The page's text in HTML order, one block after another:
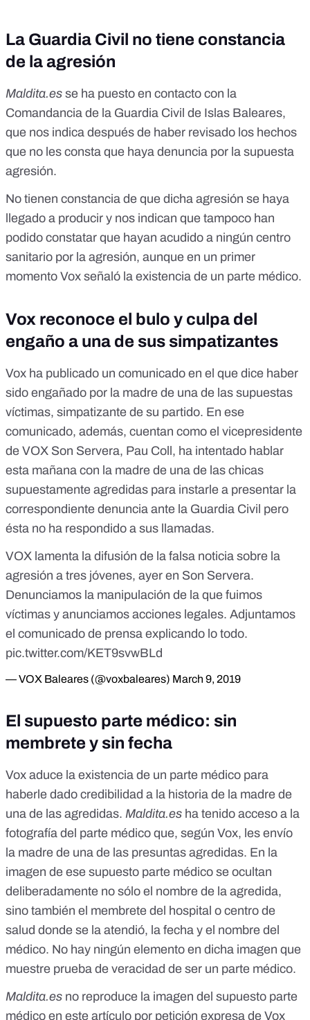
La Guardia Civil no tiene constancia
de la agresión
Maldita.es se ha puesto en contacto con la
Comandancia de la Guardia Civil de Islas Baleares,
que nos indica después de haber revisado los hechos
que no les consta que haya denuncia por la supuesta
agresión.
No tienen constancia de que dicha agresión se haya
llegado a producir y nos indican que tampoco han
podido constatar que hayan acudido a ningún centro
sanitario por la agresión, aunque en un primer
momento Vox señaló la existencia de un parte médico.
Vox reconoce el bulo y culpa del
engaño a una de sus simpatizantes
Vox ha publicado un comunicado en el que dice haber
sido engañado por la madre de una de las supuestas
víctimas, simpatizante de su partido. En ese
comunicado, además, cuentan como el vicepresidente
de VOX Son Servera, Pau Coll, ha intentado hablar
esta mañana con la madre de una de las chicas
supuestamente agredidas para instarle a presentar la
correspondiente denuncia ante la Guardia Civil pero
ésta no ha respondido a sus llamadas.
VOX lamenta la difusión de la falsa noticia sobre la
agresión a tres jóvenes, ayer en Son Servera.
Denunciamos la manipulación de la que fuimos
víctimas y anunciamos acciones legales. Adjuntamos
el comunicado de prensa explicando lo todo.
pic.twitter.com/KET9svwBLd
— VOX Baleares (@voxbaleares) March 9, 2019
El supuesto parte médico: sin
membrete y sin fecha
Vox aduce la existencia de un parte médico para
haberle dado credibilidad a la historia de la madre de
una de las agredidas. Maldita.es ha tenido acceso a la
fotografía del parte médico que, según Vox, les envío
la madre de una de las presuntas agredidas. En la
imagen de ese supuesto parte médico se ocultan
deliberadamente no sólo el nombre de la agredida,
sino también el membrete del hospital o centro de
salud donde se la atendió, la fecha y el nombre del
médico. No hay ningún elemento en dicha imagen que
muestre prueba de veracidad de ser un parte médico.
Maldita.es no reproduce la imagen del supuesto parte
médico en este artículo por petición expresa de Vox